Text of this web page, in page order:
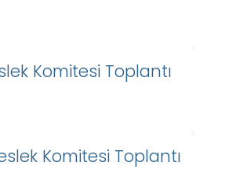
Komitesi Toplantı
Komitesi Toplantı